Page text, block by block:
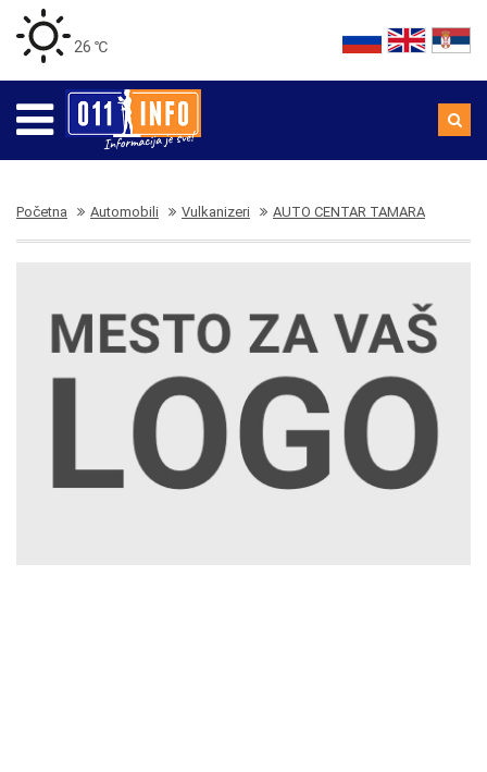
26 ℃
Početna Automobili Vulkanizeri AUTO CENTAR TAMARA